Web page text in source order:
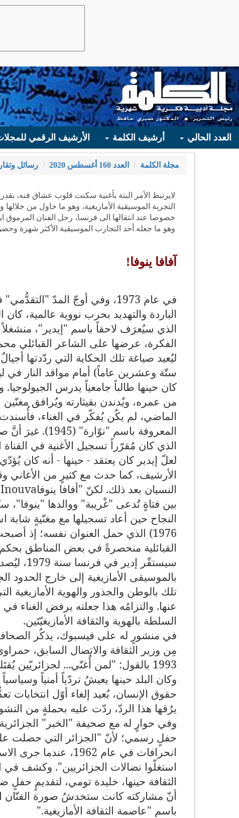
العدد الحالي أرشيف الكلمة الأرشيف الرقمي
مجلة الكلمة العدد 160 أغسطس 2020 رسائل
لايرتبط الأمر البتة بأغنية سكنت قلوب عشاق فنه،
التجربة الموسيقية الأمازيغية، وهو ما حاول من
خصوصا عند انتقالها الى فرنسا، رحل الفنان
وهو ما جعله أحد التجارب الموسيقية الأكثر شهرة
آفافا ينوفا!
في عام 1973، وفي أوجّ المدّ
الذي سيُعرَف لاحقاً باسم "إيدير"،
ليُعيد صياغة تلك الحكاية التي ردّدتها
ستّة وعشرين عاماً) أمام مواقد النار في
كان حينها طالباً جامعياً يدرس
من عمره، ويُدندن بقيثارته ويُرافق مغنّين
الماضي، لم يكُن يُفكّر في الغناء، فأُسندت
المعروفة باسم
الذي كان مُقرّراً تسجيل الأغنية في القناة
لعلّ إيدير كان يعتقد - حينها - أنه كان
الأرشيف، كما حدث مع كثيرٍ من الأغاني
النسيان بعد ذلك. لكنّ "أفافا ينوفا
بين فتاةٍ تُدعى "غْريبة" ووالدها
النجاح حين أعاد تسجيلها مع مغنّيةٍ
1976) الذي حمل العنوان نفسه؛ إذ
القبائلية منحصرةً في بعض المناطق
سيستقّر
بالموسيقى الأمازيغية إلى خارج الحدود
تلك بالوطن والجذور والهوية الأمازيغية
عنها. والتزامُه هذا جعلته يرفض الغناء
السلطة بالهوية والثقافة الأمازيغيّتَين.
في منشورٍ له على فيسبوك، يذكُر
مِن وزير الثقافة والاتصال السابق،
1993 بالقول: "لمن أُغنّي...
وكان البلد حينها يعيشُ تردّياً أمنياً
حقوق الإنسان، بُعيد إلغاء أوّل انتخابات
يرُقها هذا الردّ، ردّت عليه بحملةٍ من
حفلٍ رسمي؛ لأنّ "الجزائر التي حصلت
انحرافات في عام
الثقافة حينها، خليدة تومي، لتقديمٍ
أنّ مشاركته كانت ستخدشُ صورة الفنّان
باسم "عاصمة الثقافة الأمازيغية".